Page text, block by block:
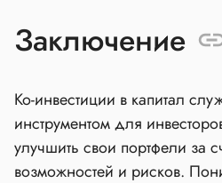
Заключение
Ко-инвестиции в капитал
инструментом для
улучшить свои портфели за
возможностей и рисков.